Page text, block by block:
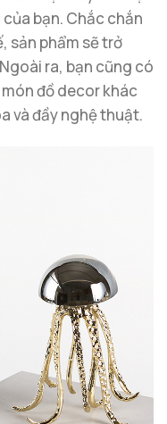
bạn. Chắc chắn
sản phẩm sẽ trở
ra, bạn cũng có
đồ decor khác
và đầy nghệ thuật.